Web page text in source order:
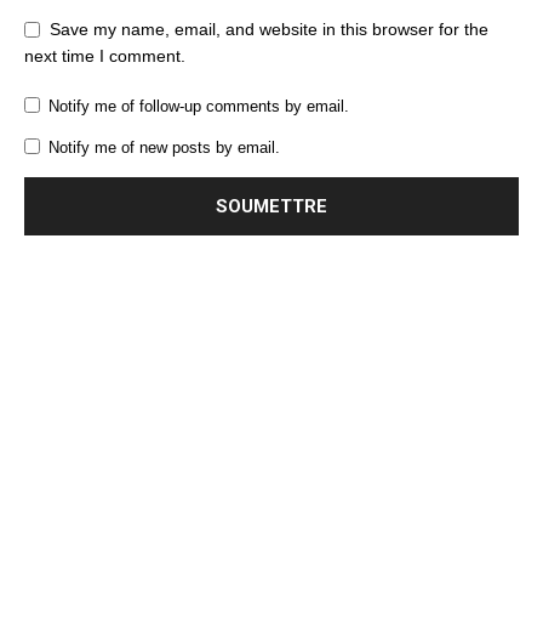
Save my name, email, and website in this browser for the
next time I comment.
Notify me of follow-up comments by email.
Notify me of new posts by email.